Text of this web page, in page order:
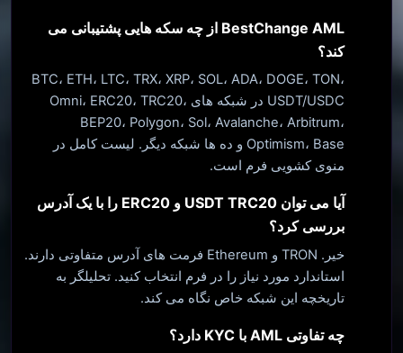
BestChange AML از چه سکه هایی پشتیبانی می
کند؟
BTC، ETH، LTC، TRX، XRP، SOL، ADA، DOGE، TON،
USDT/USDC در شبکه های Omni، ERC20، TRC20،
BEP20، Polygon، Sol، Avalanche، Arbitrum،
Optimism، Base و ده ها شبکه دیگر. لیست کامل در
منوی کشویی فرم است.
آیا می توان USDT TRC20 و ERC20 را با یک آدرس
بررسی کرد؟
خیر. TRON و Ethereum فرمت های آدرس متفاوتی دارند.
استاندارد مورد نیاز را در فرم انتخاب کنید. تحلیلگر به
تاریخچه این شبکه خاص نگاه می کند.
چه تفاوتی AML با KYC دارد؟